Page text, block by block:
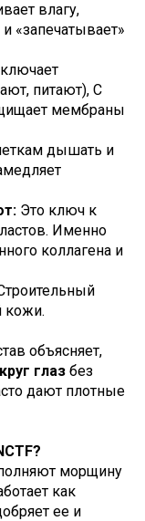
влагу,
«запечатывает»
питают), C
мембраны
дышать и
Это ключ к
Именно
коллагена и
кожи.
объясняет,
глаз без
дают плотные
морщину
как
ее и